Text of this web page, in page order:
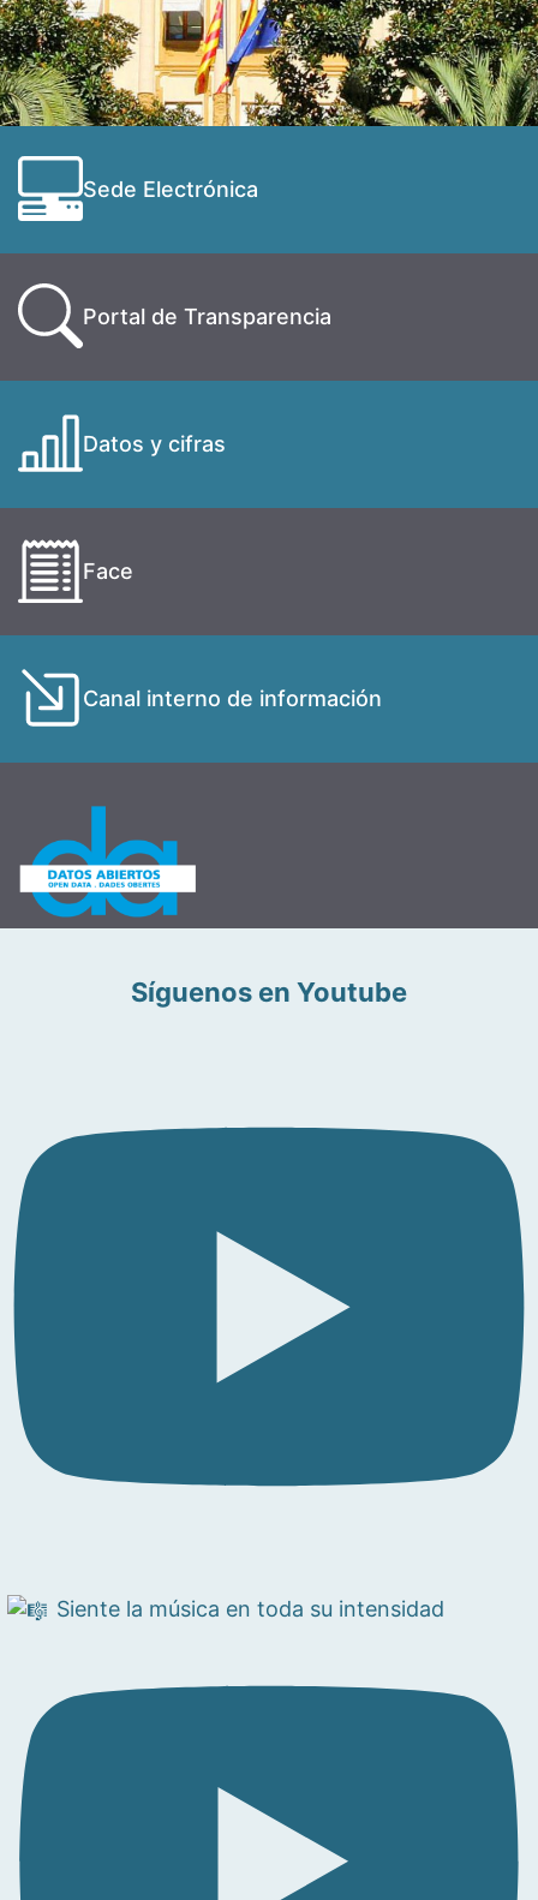
Sede Electrónica
Portal de Transparencia
Datos y cifras
Face
Canal interno de información
Síguenos en Youtube
Siente la música en toda su intensidad